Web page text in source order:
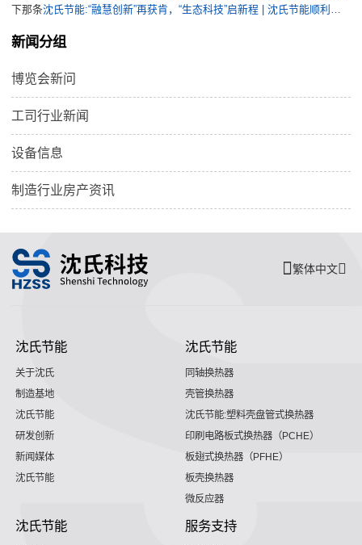
下那条
新闻分组
博览会新问
工司行业新闻
设备信息
制造行业房产资讯
繁体中文
沈氏节能
关于沈氏
制造基地
沈氏节能
研发创新
新闻媒体
沈氏节能
沈氏节能
同轴换热器
壳管换热器
沈氏节能:塑料壳盘管式换热器
印刷电路板式换热器（PCHE）
板翅式换热器（PFHE）
板壳换热器
微反应器
沈氏节能 服务支持